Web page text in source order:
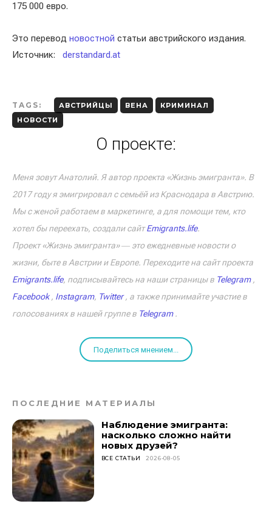
175 000 евро.
Это перевод новостной статьи австрийского издания.
Источник: derstandard.at
TAGS: АВСТРИЙЦЫ ВЕНА
КРИМИНАЛ
НОВОСТИ
О проекте:
Меня зовут Анатолий. Я автор проекта «Жизнь эмигранта». В
2017 году я эмигрировал с семьёй из Краснодара в Австрию.
Мы с женой работаем в маркетинге, а для помощи тем, кто
хотел бы переехать, создали сайтEmigrants.life.
Проект «Жизнь эмигранта» ― это ежедневные новости о
жизни, быте в Австрии и Европе. Переходите на сайт проекта
Emigrants.life, подписывайтесь на наши страницы в Telegram,
Facebook, Instagram, Twitter, а также принимайте участие в
голосованиях в нашей группе в Telegram.
Поделиться мнением...
ПОСЛЕДНИЕ МАТЕРИАЛЫ
Наблюдение эмигранта:
насколько сложно найти
новых друзей?
ВСЕ СТАТЬИ 2026-08-05